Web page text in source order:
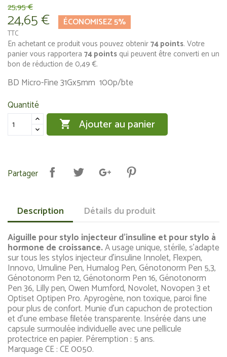
25,95 €
24,65 € ÉCONOMISEZ 5%
TTC
En achetant ce produit vous pouvez obtenir74points. Votre
panier vous rapportera 74points qui peuvent être converti en un
bon de réduction de 0,49 €.
BD Micro-Fine 31Gx5mm 100p/bte
Quantité
 Ajouter au panier
Partager
Description Détails du produit
Aiguille pour stylo injecteur d'insuline et pour stylo à
hormone de croissance.A usage unique, stérile, s'adapte
sur tous les stylos injecteur d'insuline Innolet, Flexpen,
Innovo, Umuline Pen, Humalog Pen, Génotonorm Pen 5,3,
Génotonorm Pen 12, Génotonorm Pen 16, Génotonorm
Pen 36, Lilly pen, Owen Mumford, Novolet, Novopen 3 et
Optiset Optipen Pro. Apyrogène, non toxique, paroi fine
pour plus de confort. Munie d'un capuchon de protection
et d'une embase filetée transparente. Insérée dans une
capsule surmoulée individuelle avec une pellicule
protectrice en papier. Péremption : 5 ans.
Marquage CE : CE 0050.